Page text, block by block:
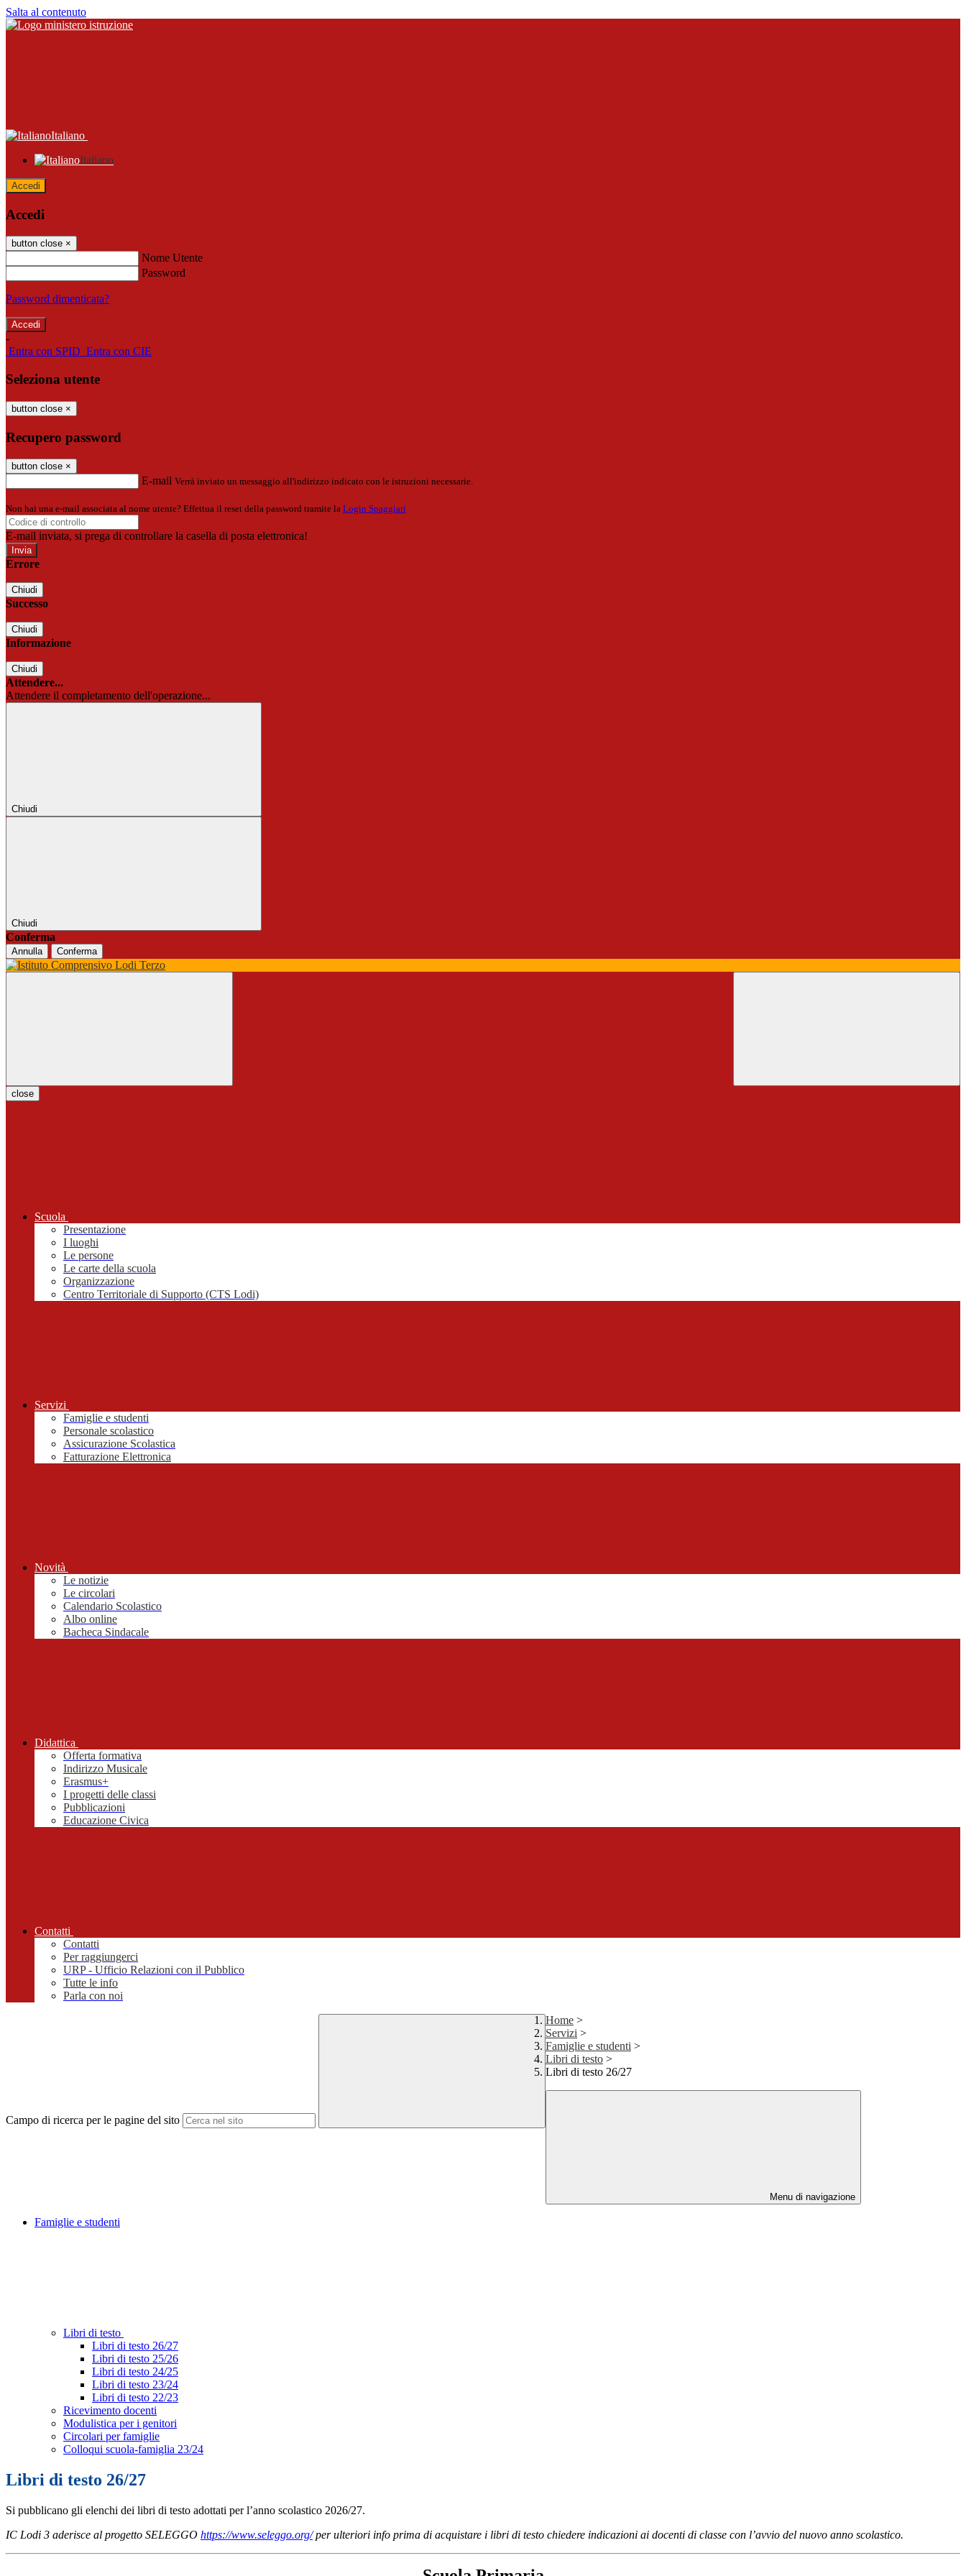
Salta al contenuto
Italiano
Italiano
Accedi
Accedi
button close ×
Nome Utente
Password
Password dimenticata?
-
Entra con SPID Entra con CIE
Seleziona utente
button close ×
Recupero password
button close ×
E-mail Verrà inviato un messaggio all'indirizzo indicato con le istruzioni necessarie.
Non hai una e-mail associata al nome utente? Effettua il reset della password tramite la Login Spaggiari
E-mail inviata, si prega di controllare la casella di posta elettronica!
Errore
Chiudi
Successo
Chiudi
Informazione
Chiudi
Attendere...
Attendere il completamento dell'operazione...
Chiudi
Chiudi
Conferma
Annulla Conferma
close
Scuola
Presentazione
I luoghi
Le persone
Le carte della scuola
Organizzazione
Centro Territoriale di Supporto (CTS Lodi)
Servizi
Famiglie e studenti
Personale scolastico
Assicurazione Scolastica
Fatturazione Elettronica
Novità
Le notizie
Le circolari
Calendario Scolastico
Albo online
Bacheca Sindacale
Didattica
Offerta formativa
Indirizzo Musicale
Erasmus+
I progetti delle classi
Pubblicazioni
Educazione Civica
Contatti
Contatti
Per raggiungerci
URP - Ufficio Relazioni con il Pubblico
Tutte le info
Parla con noi
Campo di ricerca per le pagine del sito
Home >
Servizi >
Famiglie e studenti >
Libri di testo >
Libri di testo 26/27
Menu di navigazione
Famiglie e studenti
Libri di testo
Libri di testo 26/27
Libri di testo 25/26
Libri di testo 24/25
Libri di testo 23/24
Libri di testo 22/23
Ricevimento docenti
Modulistica per i genitori
Circolari per famiglie
Colloqui scuola-famiglia 23/24
Libri di testo 26/27
Si pubblicano gli elenchi dei libri di testo adottati per l’anno scolastico 2026/27.
IC Lodi 3 aderisce al progetto SELEGGO https://www.seleggo.org/ per ulteriori info prima di acquistare i libri di testo chiedere indicazioni ai docenti di classe con l’avvio del nuovo anno scolastico.